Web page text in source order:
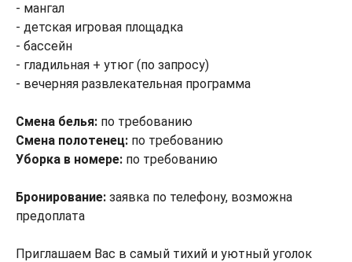
- мангал
- детская игровая площадка
- бассейн
- гладильная + утюг (по запросу)
- вечерняя развлекательная программа
Смена белья: по требованию
Смена полотенец: по требованию
Уборка в номере: по требованию
Бронирование: заявка по телефону, возможна
предоплата
Приглашаем Вас в самый тихий и уютный уголок